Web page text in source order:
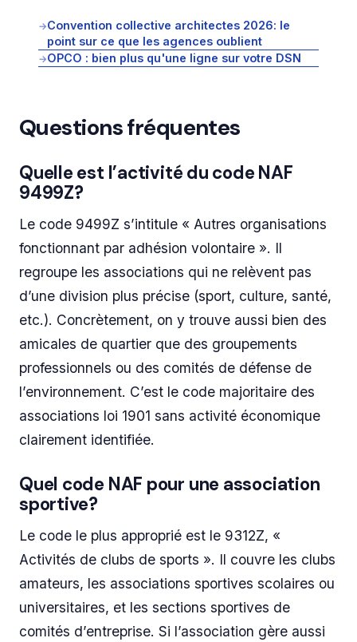
→Convention collective architectes 2026: le
point sur ce que les agences oublient
→OPCO : bien plus qu'une ligne sur votre DSN
Questions fréquentes
Quelle est l’activité du code NAF
9499Z?
Le code 9499Z s’intitule « Autres organisations
fonctionnant par adhésion volontaire ». Il
regroupe les associations qui ne relèvent pas
d’une division plus précise (sport, culture, santé,
etc.). Concrètement, on y trouve aussi bien des
amicales de quartier que des groupements
professionnels ou des comités de défense de
l’environnement. C’est le code majoritaire des
associations loi 1901 sans activité économique
clairement identifiée.
Quel code NAF pour une association
sportive?
Le code le plus approprié est le 9312Z, «
Activités de clubs de sports ». Il couvre les clubs
amateurs, les associations sportives scolaires ou
universitaires, et les sections sportives de
comités d’entreprise. Si l’association gère aussi